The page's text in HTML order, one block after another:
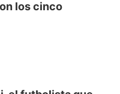
los cinco